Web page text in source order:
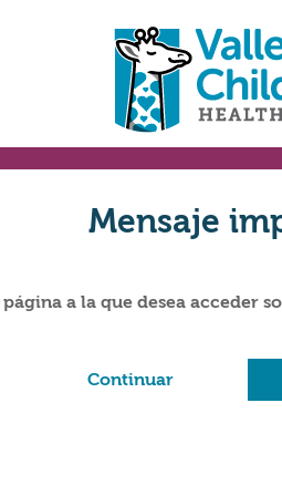
Mensaje
página a la que desea acceder
Continuar